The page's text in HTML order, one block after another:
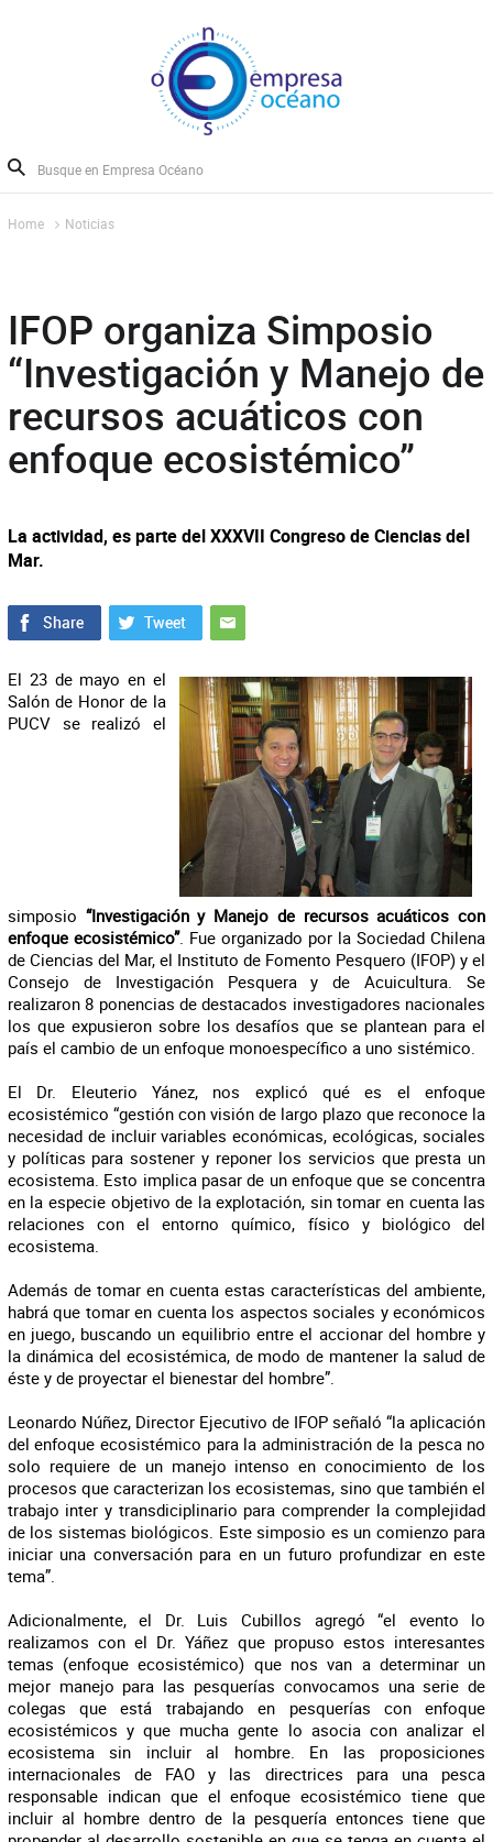
Home Noticias
IFOP organiza Simposio
“Investigación y Manejo de
recursos acuáticos con
enfoque ecosistémico”
La actividad, es parte del XXXVII Congreso de Ciencias del
Mar.
El 23 de mayo en el
Salón de Honor de la
PUCV se realizó el
simposio “Investigación y Manejo de recursos acuáticos con
enfoque ecosistémico”. Fue organizado por la Sociedad Chilena
de Ciencias del Mar, el Instituto de Fomento Pesquero (IFOP) y el
Consejo de Investigación Pesquera y de Acuicultura. Se
realizaron 8 ponencias de destacados investigadores nacionales
los que expusieron sobre los desafíos que se plantean para el
país el cambio de un enfoque monoespecífico a uno sistémico.
El Dr. Eleuterio Yánez, nos explicó qué es el enfoque
ecosistémico “gestión con visión de largo plazo que reconoce la
necesidad de incluir variables económicas, ecológicas, sociales
y políticas para sostener y reponer los servicios que presta un
ecosistema. Esto implica pasar de un enfoque que se concentra
en la especie objetivo de la explotación, sin tomar en cuenta las
relaciones con el entorno químico, físico y biológico del
ecosistema.
Además de tomar en cuenta estas características del ambiente,
habrá que tomar en cuenta los aspectos sociales y económicos
en juego, buscando un equilibrio entre el accionar del hombre y
la dinámica del ecosistémica, de modo de mantener la salud de
éste y de proyectar el bienestar del hombre”.
Leonardo Núñez, Director Ejecutivo de IFOP señaló “la aplicación
del enfoque ecosistémico para la administración de la pesca no
solo requiere de un manejo intenso en conocimiento de los
procesos que caracterizan los ecosistemas, sino que también el
trabajo inter y transdiciplinario para comprender la complejidad
de los sistemas biológicos. Este simposio es un comienzo para
iniciar una conversación para en un futuro profundizar en este
tema”.
Adicionalmente, el Dr. Luis Cubillos agregó “el evento lo
realizamos con el Dr. Yáñez que propuso estos interesantes
temas (enfoque ecosistémico) que nos van a determinar un
mejor manejo para las pesquerías convocamos una serie de
colegas que está trabajando en pesquerías con enfoque
ecosistémicos y que mucha gente lo asocia con analizar el
ecosistema sin incluir al hombre. En las proposiciones
internacionales de FAO y las directrices para una pesca
responsable indican que el enfoque ecosistémico tiene que
incluir al hombre dentro de la pesquería entonces tiene que